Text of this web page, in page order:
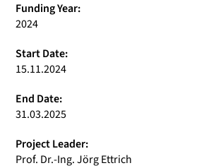
Funding Year:
2024
Start Date:
15.11.2024
End Date:
31.03.2025
Project Leader:
Prof. Dr.-Ing. Jörg Ettrich